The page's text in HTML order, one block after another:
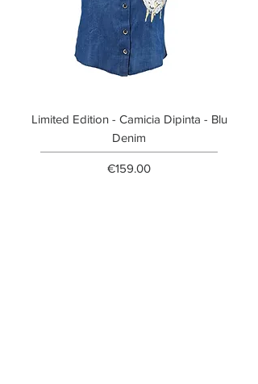
Limited Edition - Camicia Dipinta - Blu
Denim
Price
€159.00